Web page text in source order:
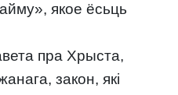
якое ёсьць
пра Хрыста,
закон, які